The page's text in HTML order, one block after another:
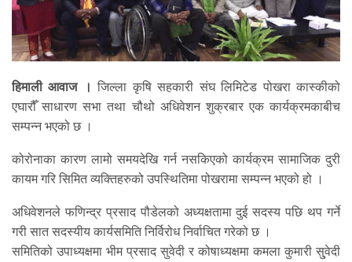
हिमाली आवाज । जिल्ला कृषि सहकारी संघ लिमिटेड पोखरा कास्कीको
एघारौँ साधारण सभा तथा चौथो अधिवेशन शुक्रबार एक कार्यक्रमकाबीच
सम्पन्न भएको छ ।
कोरोनाका कारण लामो समयदेखि गर्न नसकिएको कार्यक्रम सामाजिक दुरी
कायम गरि सिमित व्यक्तिहरुको उपस्थितिमा पोखरामा सम्पन्न भएको हो ।
अधिवेशनले फणिन्द्र प्रसाद पौडेलको अध्यक्षतामा दुई सदस्य पछि थप गर्ने
गरी सात सदस्यीय कार्यसमिति निर्विरोध निर्वाचित गरेको छ ।
समितिको उपाध्यक्षमा भीम प्रसाद सुवेदी र कोषाध्यक्षमा कमला कुमारी सु्वेदी